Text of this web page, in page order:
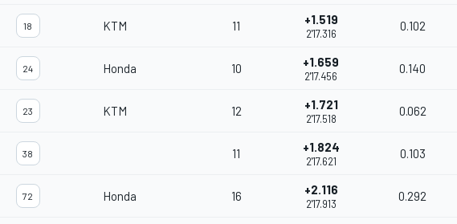
18 KTM 11 +1.519
2'17.316
0.102
24 Honda 10 +1.659
2'17.456
0.140
23 KTM 12 +1.721
2'17.518
0.062
38 11 +1.824
2'17.621
0.103
72 Honda 16 +2.116
2'17.913
0.292